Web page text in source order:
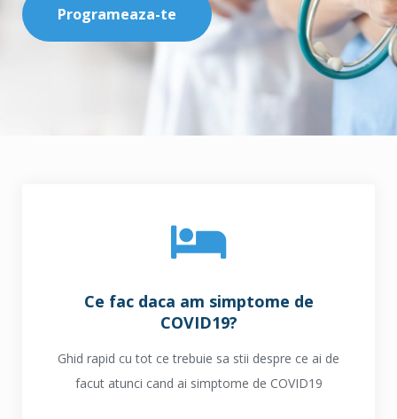
Programeaza-te
Ce fac daca am simptome de
COVID19?
Ghid rapid cu tot ce trebuie sa stii despre ce ai de
facut atunci cand ai simptome de COVID19